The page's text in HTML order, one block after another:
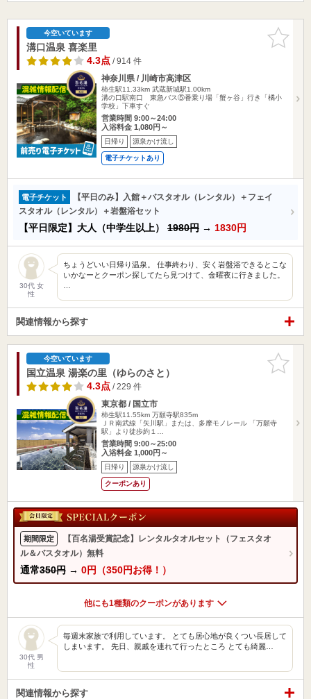
お気に入
りに追加
今空いています
溝口温泉 喜楽里
4.3点/ 914 件
神奈川県 / 川崎市高津区
柿生駅11.33km 武蔵新城駅1.00km
溝の口駅南口 東急バス⑤番乗り場「蟹ヶ谷」行き「橘小
学校」下車すぐ
営業時間 9:00～24:00
入浴料金 1,080円～
日帰り 源泉かけ流し
電子チケットあり
電子チケット
【平日のみ】入館＋バスタオル（レンタル）＋フェイ
スタオル（レンタル）＋岩盤浴セット
【平日限定】大人（中学生以上） 1980円 → 1830円
30代 女
性
ちょうどいい日帰り温泉。 仕事終わり、安く岩盤浴できるとこな
いかなーとクーポン探してたら見つけて、金曜夜に行きました。
関連情報から探す
お気に入
りに追加
今空いています
国立温泉 湯楽の里（ゆらのさと）
4.3点/ 229 件
東京都 / 国立市
柿生駅11.55km 万願寺駅835m
ＪＲ南武線「矢川駅」または、多摩モノレール 「万願寺
駅」より徒歩約１…
営業時間 9:00～25:00
入浴料金 1,000円～
日帰り 源泉かけ流し
クーポンあり
期間限定
【百名湯受賞記念】レンタルタオルセット（フェスタオ
ル＆バスタオル）無料
通常350円 → 0円（350円お得！）
他にも1種類のクーポンがあります
30代 男
性
毎週末家族で利用しています。 とても居心地が良くつい長居して
しまいます。 先日、親戚を連れて行ったところ とても綺麗…
関連情報から探す